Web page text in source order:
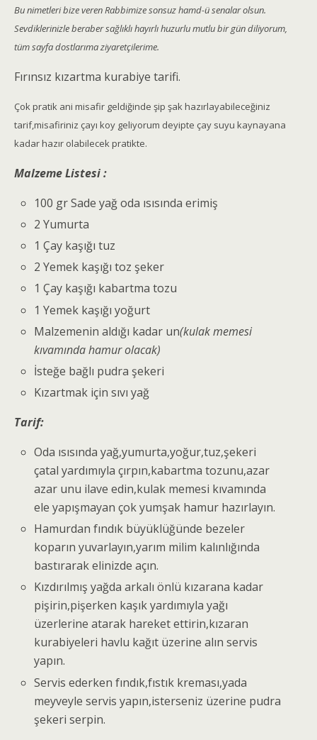
Bu nimetleri bize veren Rabbimize sonsuz hamd-ü senalar olsun.
Sevdiklerinizle beraber sağlıklı hayırlı huzurlu mutlu bir gün diliyorum,
tüm sayfa dostlarıma ziyaretçilerime.
Fırınsız kızartma kurabiye tarifi.
Çok pratik ani misafir geldiğinde şip şak hazırlayabileceğiniz
tarif,misafiriniz çayı koy geliyorum deyipte çay suyu kaynayana
kadar hazır olabilecek pratikte.
Malzeme Listesi :
100 gr Sade yağ oda ısısında erimiş
2 Yumurta
1 Çay kaşığı tuz
2 Yemek kaşığı toz şeker
1 Çay kaşığı kabartma tozu
1 Yemek kaşığı yoğurt
Malzemenin aldığı kadar un(kulak memesi
kıvamında hamur olacak)
İsteğe bağlı pudra şekeri
Kızartmak için sıvı yağ
Tarif:
Oda ısısında yağ,yumurta,yoğur,tuz,şekeri
çatal yardımıyla çırpın,kabartma tozunu,azar
azar unu ilave edin,kulak memesi kıvamında
ele yapışmayan çok yumşak hamur hazırlayın.
Hamurdan fındık büyüklüğünde bezeler
koparın yuvarlayın,yarım milim kalınlığında
bastırarak elinizde açın.
Kızdırılmış yağda arkalı önlü kızarana kadar
pişirin,pişerken kaşık yardımıyla yağı
üzerlerine atarak hareket ettirin,kızaran
kurabiyeleri havlu kağıt üzerine alın servis
yapın.
Servis ederken fındık,fıstık kreması,yada
meyveyle servis yapın,isterseniz üzerine pudra
şekeri serpin.